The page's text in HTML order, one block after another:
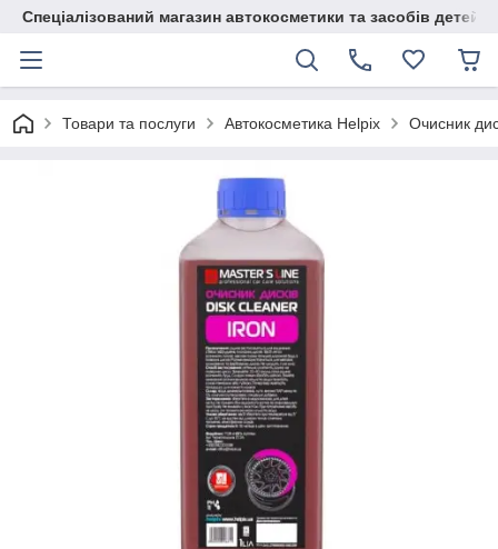
Спеціалізований магазин автокосметики та засобів
Товари та послуги Автокосметика Helpix Очисник